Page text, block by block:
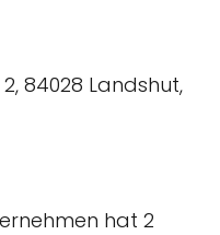
84028 Landshut,
hat 2